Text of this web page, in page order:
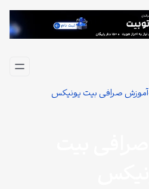
آموزش صرافی بیت یونیکس